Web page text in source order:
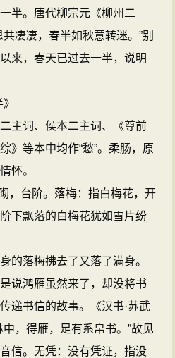
半。唐代柳宗元《柳州二
凄凄，春半如秋意转迷。”别
来，春天已过去一半，说明
主词、侯本二主词、《尊前
》等本中均作“愁”。柔肠，原
怀。
，台阶。落梅：指白梅花，开
下飘落的白梅花犹如雪片纷
的落梅拂去了又落了满身。
说鸿雁虽然来了，却没将书
递书信的故事。《汉书·苏武
，得雁，足有系帛书。”故见
信。无凭：没有凭证，指没